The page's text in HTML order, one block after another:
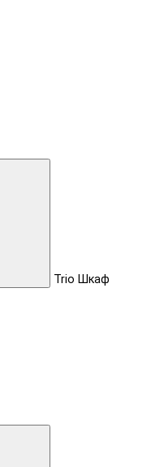
Trio Шкаф